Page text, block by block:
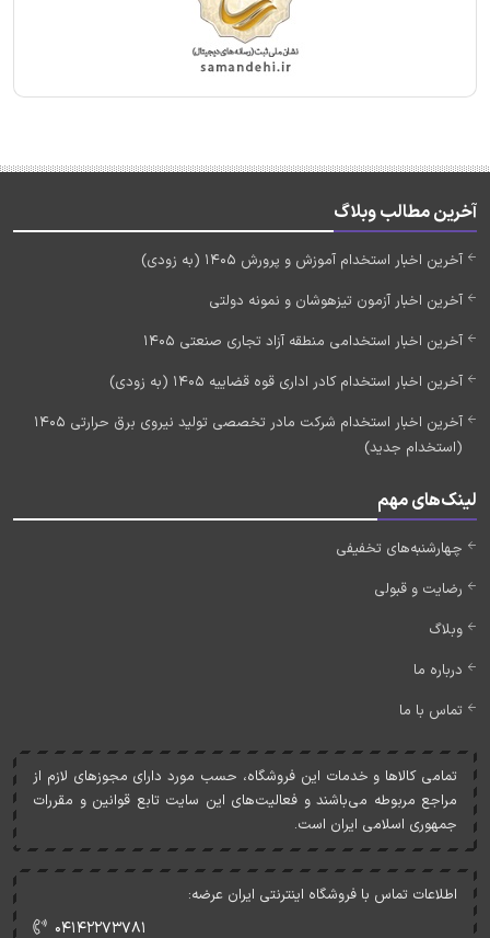
آخرین مطالب وبلاگ
آخرین اخبار استخدام آموزش و پرورش 1405 (به زودی)
آخرین اخبار آزمون تیزهوشان و نمونه دولتی
آخرین اخبار استخدامی منطقه آزاد تجاری صنعتی 1405
آخرین اخبار استخدام کادر اداری قوه قضاییه 1405 (به زودی)
آخرین اخبار استخدام شرکت مادر تخصصی تولید نیروی برق حرارتی 1405
(استخدام جدید)
لینک‌های مهم
چهارشنبه‌های تخفیفی
رضایت و قبولی
وبلاگ
درباره ما
تماس با ما
تمامی کالاها و خدمات اين فروشگاه، حسب مورد دارای مجوزهای لازم از
مراجع مربوطه می‌باشند و فعاليت‌های اين سايت تابع قوانين و مقررات
جمهوری اسلامی ايران است.
اطلاعات تماس با فروشگاه اینترنتی ایران عرضه:
۰۴۱۴۲۲۷۳۷۸۱